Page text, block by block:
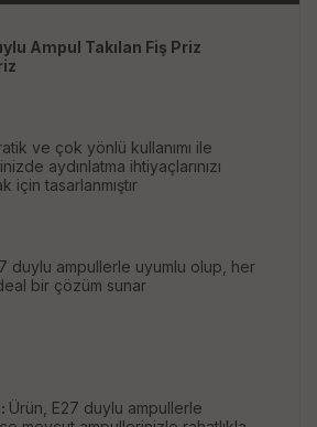
Ampul Takılan Fiş Priz
ve çok yönlü kullanımı ile
aydınlatma ihtiyaçlarınızı
için tasarlanmıştır
duylu ampullerle uyumlu olup, her
bir çözüm sunar
Ürün, E27 duylu ampullerle